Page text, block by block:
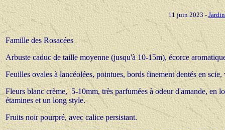
11 juin 2023 -
Famille des Rosacées
Arbuste caduc de taille moyenne (jusqu'à 10-15m), écorce
Feuilles ovales à lancéolées, pointues, bords finement dentés en
Fleurs blanc crème, 5-10mm, très parfumées à odeur d'amande, en
étamines et un long style.
Fruits noir pourpré, avec calice persistant.